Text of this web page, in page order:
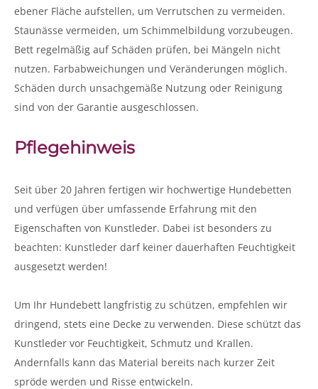
ebener Fläche aufstellen, um Verrutschen zu vermeiden.
Staunässe vermeiden, um Schimmelbildung vorzubeugen.
Bett regelmäßig auf Schäden prüfen, bei Mängeln nicht
nutzen. Farbabweichungen und Veränderungen möglich.
Schäden durch unsachgemäße Nutzung oder Reinigung
sind von der Garantie ausgeschlossen.
Pflegehinweis
Seit über 20 Jahren fertigen wir hochwertige Hundebetten
und verfügen über umfassende Erfahrung mit den
Eigenschaften von Kunstleder. Dabei ist besonders zu
beachten: Kunstleder darf keiner dauerhaften Feuchtigkeit
ausgesetzt werden!
Um Ihr Hundebett langfristig zu schützen, empfehlen wir
dringend, stets eine Decke zu verwenden. Diese schützt das
Kunstleder vor Feuchtigkeit, Schmutz und Krallen.
Andernfalls kann das Material bereits nach kurzer Zeit
spröde werden und Risse entwickeln.